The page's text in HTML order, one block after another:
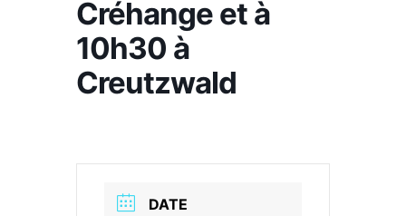
Créhange et à
10h30 à
Creutzwald
DATE